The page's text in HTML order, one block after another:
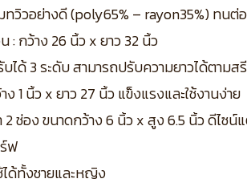
วิวอย่างดี (poly65% – rayon35%) ทนต่
: กว้าง 26 นิ้ว x ยาว 32 นิ้ว
ได้ 3 ระดับ สามารถปรับความยาวได้ตาม
ง 1 นิ้ว x ยาว 27 นิ้ว แข็งแรงและใช้งานง่าย
2 ช่อง ขนาดกว้าง 6 นิ้ว x สูง 6.5 นิ้ว ดีไ
ฟ
ได้ทั้งชายและหญิง